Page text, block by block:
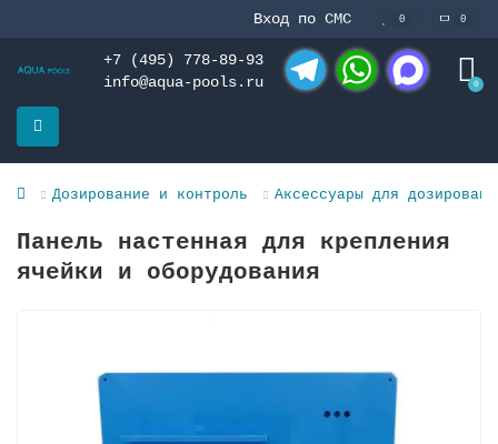
Вход по СМС 0 0
+7 (495) 778-89-93
info@aqua-pools.ru
0
Дозирование и контроль Аксессуары для
Панель настенная для крепления
ячейки и оборудования